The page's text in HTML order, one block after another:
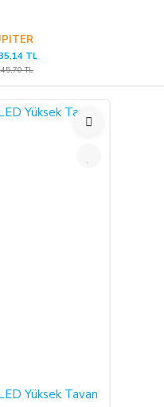
TL
TL